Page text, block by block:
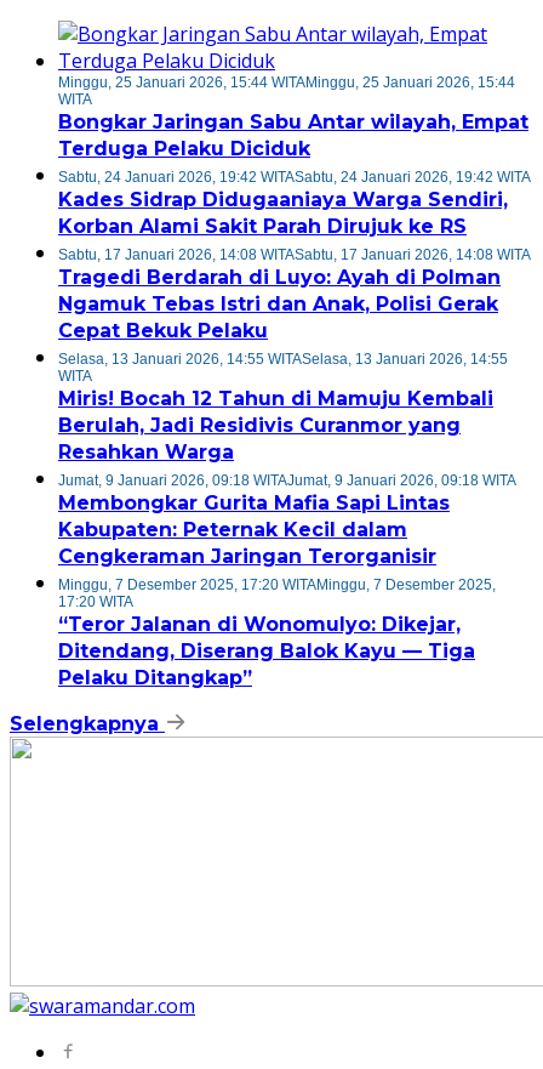
Minggu, 25 Januari 2026, 15:44 WITAMinggu, 25 Januari 2026, 15:44
WITA
Bongkar Jaringan Sabu Antar wilayah, Empat
Terduga Pelaku Diciduk
Sabtu, 24 Januari 2026, 19:42 WITASabtu, 24 Januari 2026, 19:42 WITA
Kades Sidrap Didugaaniaya Warga Sendiri,
Korban Alami Sakit Parah Dirujuk ke RS
Sabtu, 17 Januari 2026, 14:08 WITASabtu, 17 Januari 2026, 14:08 WITA
Tragedi Berdarah di Luyo: Ayah di Polman
Ngamuk Tebas Istri dan Anak, Polisi Gerak
Cepat Bekuk Pelaku
Selasa, 13 Januari 2026, 14:55 WITASelasa, 13 Januari 2026, 14:55
WITA
Miris! Bocah 12 Tahun di Mamuju Kembali
Berulah, Jadi Residivis Curanmor yang
Resahkan Warga
Jumat, 9 Januari 2026, 09:18 WITAJumat, 9 Januari 2026, 09:18 WITA
Membongkar Gurita Mafia Sapi Lintas
Kabupaten: Peternak Kecil dalam
Cengkeraman Jaringan Terorganisir
Minggu, 7 Desember 2025, 17:20 WITAMinggu, 7 Desember 2025,
17:20 WITA
“Teror Jalanan di Wonomulyo: Dikejar,
Ditendang, Diserang Balok Kayu — Tiga
Pelaku Ditangkap”
Selengkapnya